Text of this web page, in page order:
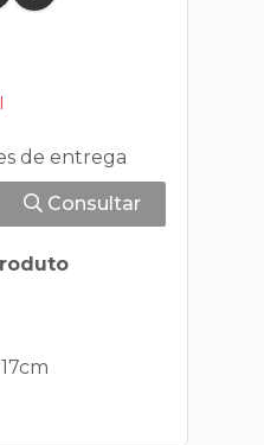
de entrega
Consultar